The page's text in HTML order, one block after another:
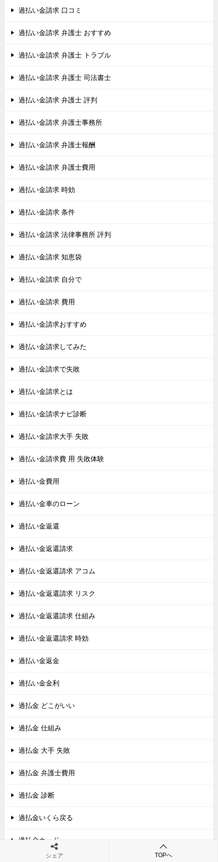
過払い金請求 口コミ
過払い金請求 弁護士 おすすめ
過払い金請求 弁護士 トラブル
過払い金請求 弁護士 司法書士
過払い金請求 弁護士 評判
過払い金請求 弁護士事務所
過払い金請求 弁護士報酬
過払い金請求 弁護士費用
過払い金請求 時効
過払い金請求 条件
過払い金請求 法律事務所 評判
過払い金請求 知恵袋
過払い金請求 自分で
過払い金請求 費用
過払い金請求おすすめ
過払い金請求してみた
過払い金請求で失敗
過払い金請求とは
過払い金請求ナビ診断
過払い金請求大手 失敗
過払い金請求費 用 失敗体験
過払い金費用
過払い金車のローン
過払い金返還
過払い金返還請求
過払い金返還請求 アコム
過払い金返還請求 リスク
過払い金返還請求 仕組み
過払い金返還請求 時効
過払い金返金
過払い金金利
過払金 どこがいい
過払金 仕組み
過払金 大手 失敗
過払金 弁護士費用
過払金 診断
過払金いくら戻る
過払金カード
シェア TOPへ